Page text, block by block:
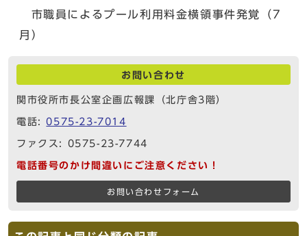
市職員によるプール利用料金横領事件発覚（7
月）
お問い合わせ
関市役所市長公室企画広報課（北庁舎3階）
電話:0575-23-7014
ファクス: 0575-23-7744
電話番号のかけ間違いにご注意ください！
お問い合わせフォーム